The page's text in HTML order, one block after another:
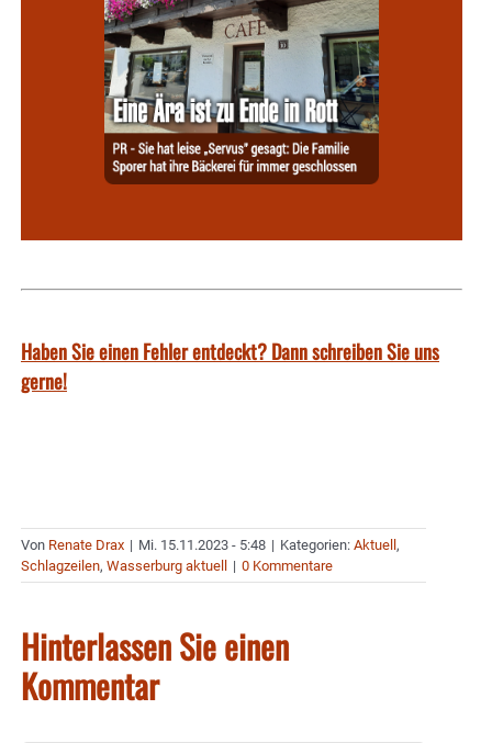
Haben Sie einen Fehler entdeckt? Dann schreiben Sie uns
gerne!
Von Renate Drax | Mi. 15.11.2023 - 5:48 | Kategorien: Aktuell ,
Schlagzeilen, Wasserburg aktuell | 0 Kommentare
Hinterlassen Sie einen
Kommentar